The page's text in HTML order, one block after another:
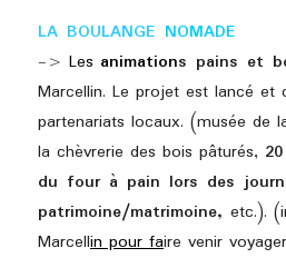
LA BOULANGE NOMADE
-> Les animations pains et
Marcellin. Le projet est lancé et
partenariats locaux. (musée de
la chèvrerie des bois pâturés,
du four à pain lors des
patrimoine/matrimoine, etc.).
Marcellin pour faire venir